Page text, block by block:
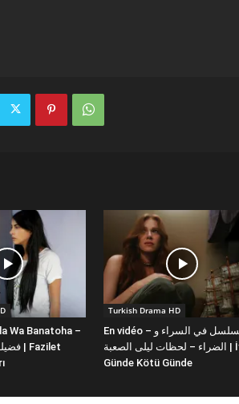
Wa Banatoha –
Turkish Drama HD
En vidéo – مسلسل في السراء و
الضراء – لحظات ليلى الصعبة | İyi
Günde Kötü Günde